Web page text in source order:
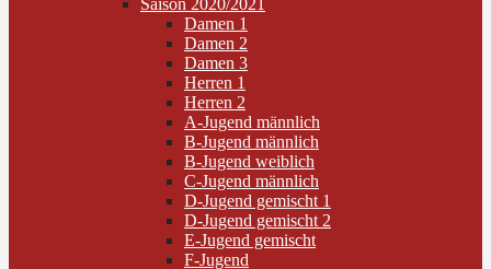
Saison 2020/2021
Damen 1
Damen 2
Damen 3
Herren 1
Herren 2
A-Jugend männlich
B-Jugend männlich
B-Jugend weiblich
C-Jugend männlich
D-Jugend gemischt 1
D-Jugend gemischt 2
E-Jugend gemischt
F-Jugend